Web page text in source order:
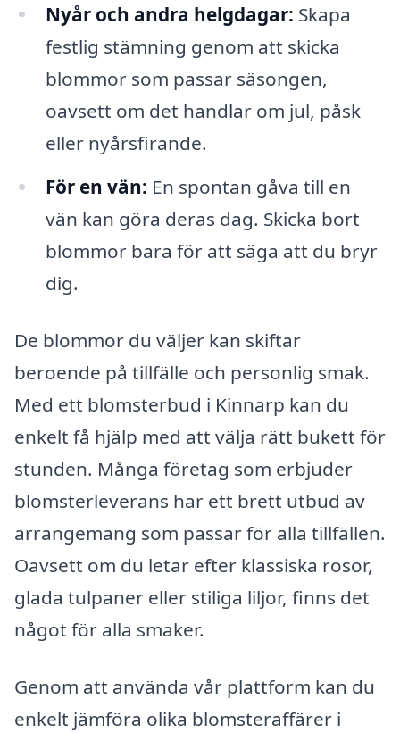
Nyår och andra helgdagar: Skapa
festlig stämning genom att skicka
blommor som passar säsongen,
oavsett om det handlar om jul, påsk
eller nyårsfirande.
För en vän: En spontan gåva till en
vän kan göra deras dag. Skicka bort
blommor bara för att säga att du bryr
dig.
De blommor du väljer kan skiftar
beroende på tillfälle och personlig smak.
Med ett blomsterbud i Kinnarp kan du
enkelt få hjälp med att välja rätt bukett för
stunden. Många företag som erbjuder
blomsterleverans har ett brett utbud av
arrangemang som passar för alla tillfällen.
Oavsett om du letar efter klassiska rosor,
glada tulpaner eller stiliga liljor, finns det
något för alla smaker.
Genom att använda vår plattform kan du
enkelt jämföra olika blomsteraffärer i